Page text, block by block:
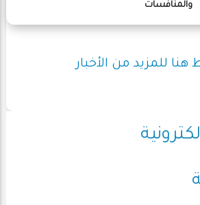
والمنافسات
للمزيد من الأخبار